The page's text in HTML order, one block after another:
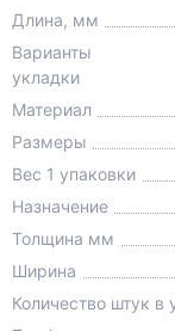
Длина, мм
Варианты
укладки
Материал
Размеры
Вес 1 упаковки
Назначение
Толщина мм
Ширина
Количество штук в